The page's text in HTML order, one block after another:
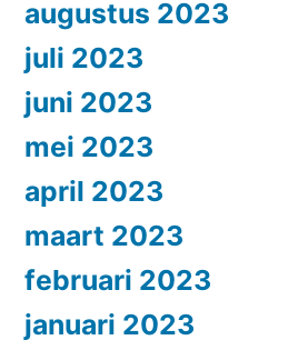
augustus 2023
juli 2023
juni 2023
mei 2023
april 2023
maart 2023
februari 2023
januari 2023